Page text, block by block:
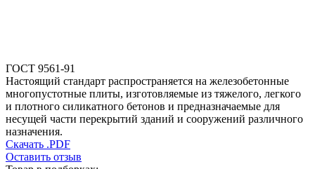
ГОСТ 9561-91
Настоящий стандарт распространяется на железобетонные
многопустотные плиты, изготовляемые из тяжелого, легкого
и плотного силикатного бетонов и предназначаемые для
несущей части перекрытий зданий и сооружений различного
назначения.
Скачать .PDF
Оставить отзыв